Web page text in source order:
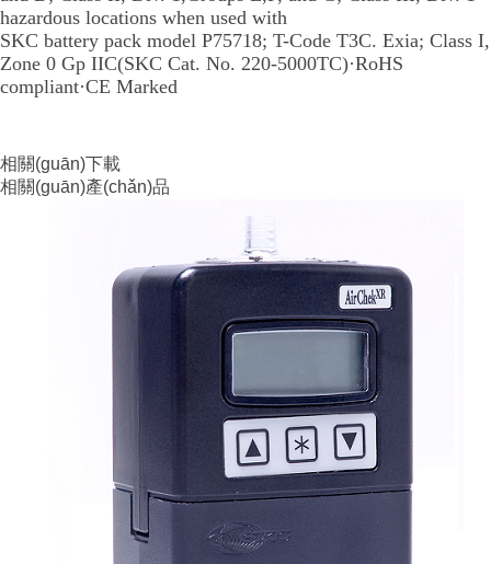
hazardous locations when used with
SKC battery pack model P75718; T-Code T3C. Exia; Class I,
Zone 0 Gp IIC(SKC Cat. No. 220-5000TC)·RoHS
compliant·CE Marked
相關(guān)下載
相關(guān)產(chǎn)品